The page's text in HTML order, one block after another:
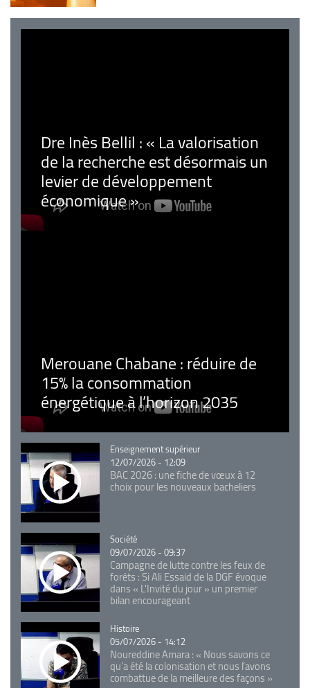
Dre Inès Bellil : « La valorisation
de la recherche est désormais un
levier de développement
économique »
Merouane Chabane : réduire de
15% la consommation
énergétique à l’horizon 2035
Catégorie
Enseignement supérieur
12/07/2026 - 12:09
BAC 2026 : une fiche de vœux à 12
choix pour les nouveaux bacheliers
Catégorie
Société
09/07/2026 - 09:37
Campagne de lutte contre les feux de
forêts : Si Ali Essaid de la DGF évoque
dans « L'Invité du jour » un premier
bilan encourageant
Catégorie
Histoire
05/07/2026 - 14:12
Noureddine Amara : « Nous savons ce
qu’a été la colonisation et nous l’avons
combattue de la meilleure des façons »